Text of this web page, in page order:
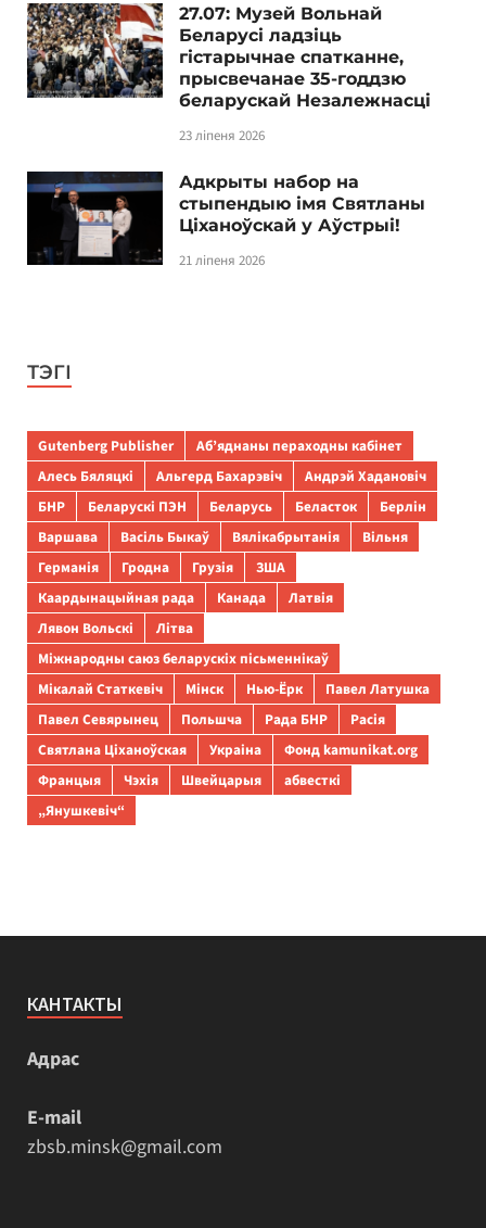
27.07: Музей Вольнай
Беларусі ладзіць
гістарычнае спатканне,
прысвечанае 35-годдзю
беларускай Незалежнасці
23 ліпеня 2026
Адкрыты набор на
стыпендыю імя Святланы
Ціханоўскай у Аўстрыі!
21 ліпеня 2026
ТЭГІ
Gutenberg Publisher
Аб’яднаны пераходны кабінет
Алесь Бяляцкі
Альгерд Бахарэвіч
Андрэй Хадановіч
БНР
Беларускі ПЭН Беларусь Беласток
Берлін
Варшава
Васіль Быкаў Вялікабрытанія
Вільня
Германія
Гродна Грузія
ЗША
Каардынацыйная рада
Канада
Латвія
Лявон Вольскі
Літва
Міжнародны саюз беларускіх пісьменнікаў
Мікалай Статкевіч
Мінск Нью-Ёрк
Павел Латушка
Павел Севярынец
Польшча Рада БНР
Расія
Святлана Ціханоўская
Украіна
Фонд kamunikat.org
Францыя
Чэхія Швейцарыя
абвесткі
„Янушкевіч“
КАНТАКТЫ
Адрас
E-mail
zbsb.minsk@gmail.com